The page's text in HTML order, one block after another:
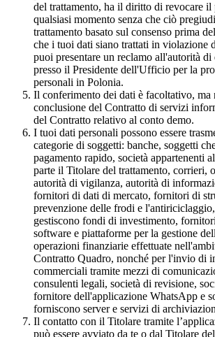
del trattamento, ha il diritto di revocare il
qualsiasi momento senza che ciò
trattamento basato sul consenso prima
che i tuoi dati siano trattati in violazione
puoi presentare un reclamo all'autorità
presso il Presidente dell'Ufficio per la
personali in Polonia.
Il conferimento dei dati è facoltativo, ma
conclusione del Contratto di servizi
del Contratto relativo al conto demo.
I tuoi dati personali possono essere
categorie di soggetti: banche, soggetti
pagamento rapido, società appartenenti
parte il Titolare del trattamento, corrieri,
autorità di vigilanza, autorità di
fornitori di dati di mercato, fornitori di
prevenzione delle frodi e
gestiscono fondi di investimento,
software e piattaforme per la gestione
operazioni finanziarie effettuate
Contratto Quadro, nonché per l'invio di
commerciali tramite mezzi di
consulenti legali, società di revisione,
fornitore dell'applicazione WhatsApp e
forniscono server e servizi di
Il contatto con il Titolare tramite
può essere avviato da te o dal Titolare